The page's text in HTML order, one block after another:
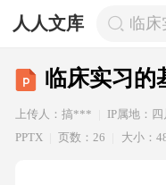
人人文库 临床
临床实习的
上传人：搞*** IP属地：四
PPTX
页数：26 大小：